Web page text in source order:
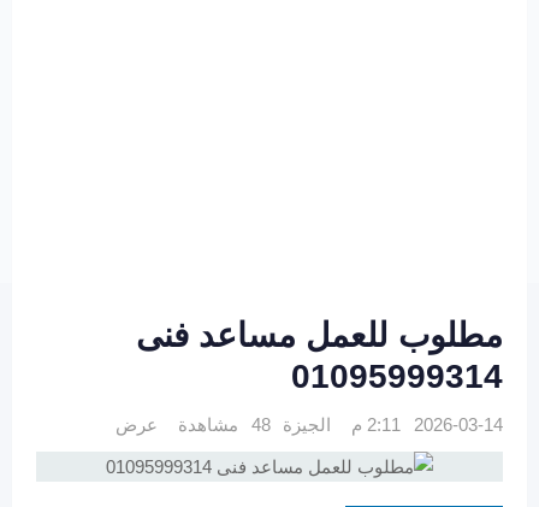
مطلوب للعمل مساعد فنى
01095999314
2026-03-14 2:11 م الجيزة 48 مشاهدة عرض